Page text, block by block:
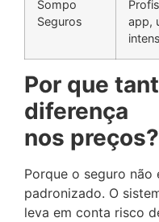
Sompo
Seguros
app,
Por que
diferença
nos preços?
Porque o seguro não
padronizado. O
leva em conta risco